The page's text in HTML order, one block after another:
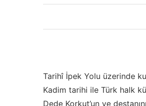
Tarihî İpek Yolu üzerinde
Kadim tarihi ile Türk halk
Dede Korkut’un ve